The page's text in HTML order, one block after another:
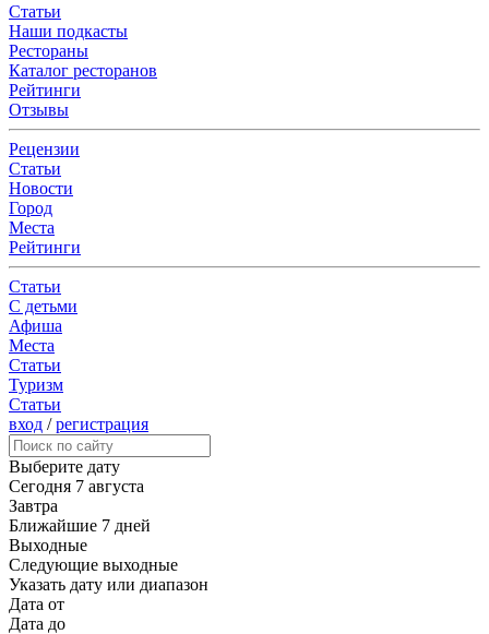
Статьи
Наши подкасты
Рестораны
Каталог ресторанов
Рейтинги
Отзывы
Рецензии
Статьи
Новости
Город
Места
Рейтинги
Статьи
С детьми
Афиша
Места
Статьи
Туризм
Статьи
вход /регистрация
Выберите дату
Сегодня 7 августа
Завтра
Ближайшие 7 дней
Выходные
Следующие выходные
Указать дату или диапазон
Дата от
Дата до